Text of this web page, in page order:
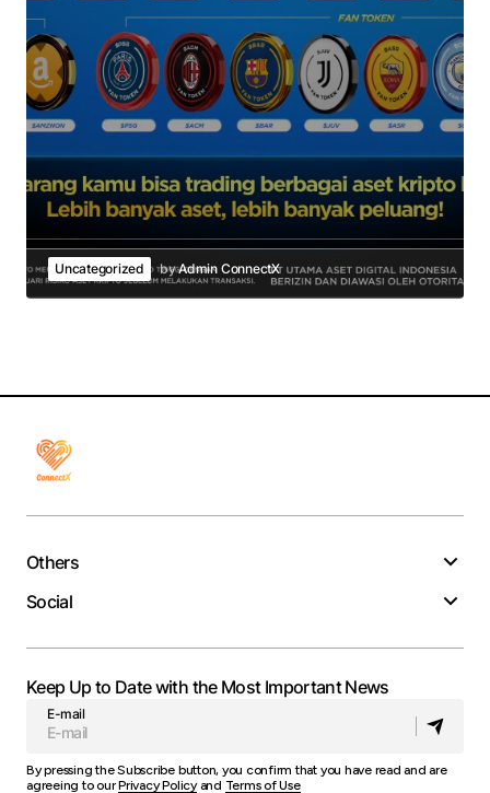
Uncategorized byAdmin ConnectX
Others
Social
Keep Up to Date with the Most Important News
E-mail
By pressing the Subscribe button, you confirm that you have read and are
agreeing to ourPrivacy Policyand Terms of Use